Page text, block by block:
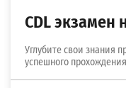
CDL
Углубите свои знания
успешного